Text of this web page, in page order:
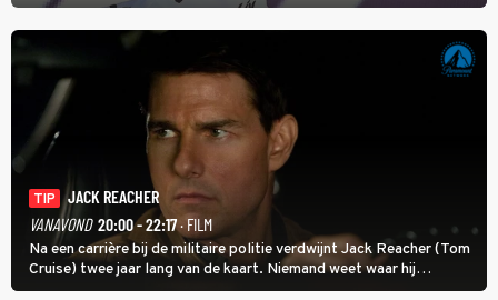
kans voor Nienke Vinke, die vorig jaar de witte trui won.
TIP
JACK REACHER
VANAVOND 20:00 - 22:17· FILM
Na een carrière bij de militaire politie verdwijnt Jack Reacher (Tom
Cruise) twee jaar lang van de kaart. Niemand weet waar hij
uithangt, totdat moordverdachte James Barr naar hem vraagt.